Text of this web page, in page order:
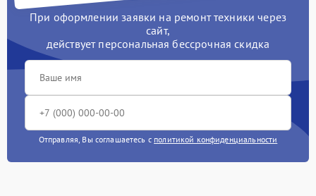
При оформлении заявки на ремонт техники через
сайт,
действует персональная бессрочная скидка
Отправляя, Вы соглашаетесь с политикой конфиденциальности